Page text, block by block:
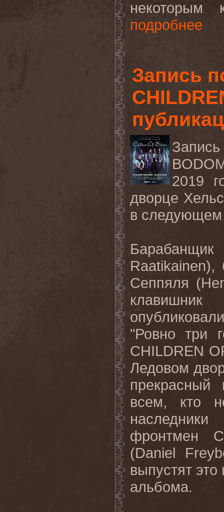
некоторым
подробнее
Запись
2019
дворце
в следующем
Raatikainen),
Сеппяля (
"Ровно три
CHILDREN
Ледовом
всем, кто
фронтмен
(Daniel
выпустят
альбома.